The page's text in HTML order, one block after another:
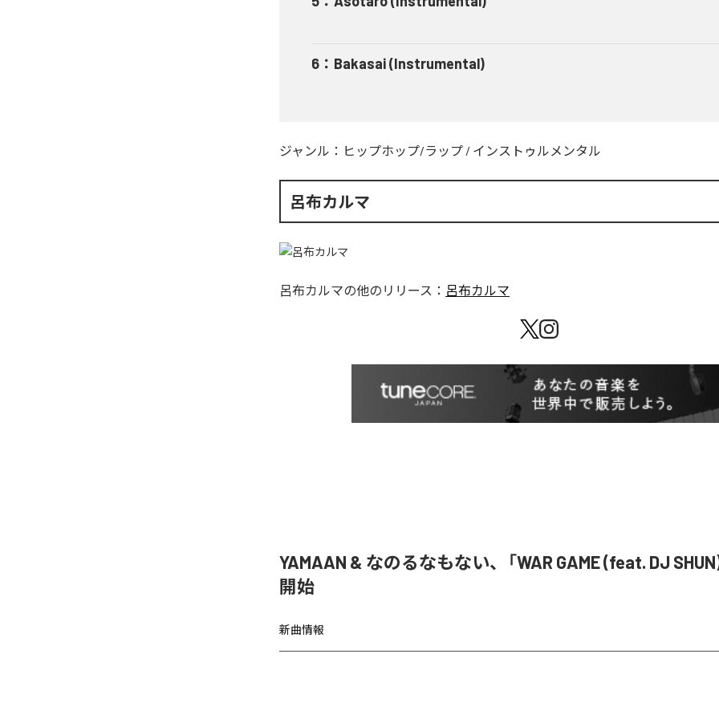
6 ： Bakasai (Instrumental)
ジャンル： ヒップホップ/ラップ / インストゥルメンタル
呂布カルマ
呂布カルマの他のリリース： 呂布カルマ
YAMAAN & なのるなもない、「WAR GAME (feat. DJ
開始
新曲情報